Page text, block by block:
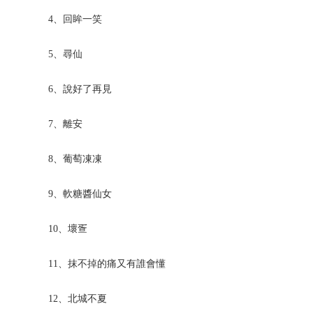
4、回眸一笑
5、尋仙
6、說好了再見
7、離安
8、葡萄凍凍
9、軟糖醬仙女
10、壞疍
11、抹不掉的痛又有誰會懂
12、北城不夏